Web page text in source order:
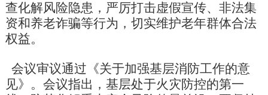
查化解风险隐患，严厉打击虚假宣传、非法集
资和养老诈骗等行为，切实维护老年群体合法
权益。
会议审议通过《关于加强基层消防工作的意
见》。会议指出，基层处于火灾防控的第一